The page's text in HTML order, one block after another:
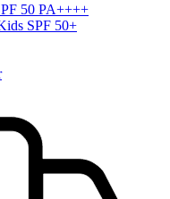
50 PA++++
SPF 50+